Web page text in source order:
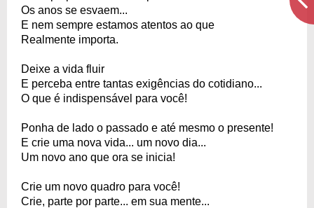
Os anos se esvaem...
E nem sempre estamos atentos ao que
Realmente importa.
Deixe a vida fluir
E perceba entre tantas exigências do cotidiano...
O que é indispensável para você!
Ponha de lado o passado e até mesmo o presente!
E crie uma nova vida... um novo dia...
Um novo ano que ora se inicia!
Crie um novo quadro para você!
Crie, parte por parte... em sua mente...